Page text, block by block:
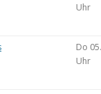
Uhr
Do
Uhr